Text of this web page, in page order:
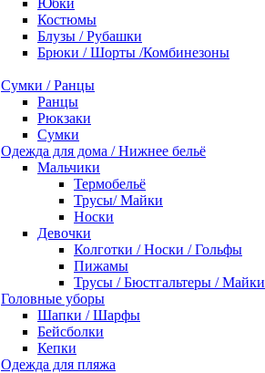
Костюмы
Блузы / Рубашки
Брюки / Шорты /Комбинезоны
Сумки / Ранцы
Ранцы
Рюкзаки
Сумки
Одежда для дома / Нижнее бельё
Мальчики
Термобельё
Трусы/ Майки
Носки
Девочки
Колготки / Носки / Гольфы
Пижамы
Трусы / Бюстгальтеры / Майки
Головные уборы
Шапки / Шарфы
Бейсболки
Кепки
Одежда для пляжа